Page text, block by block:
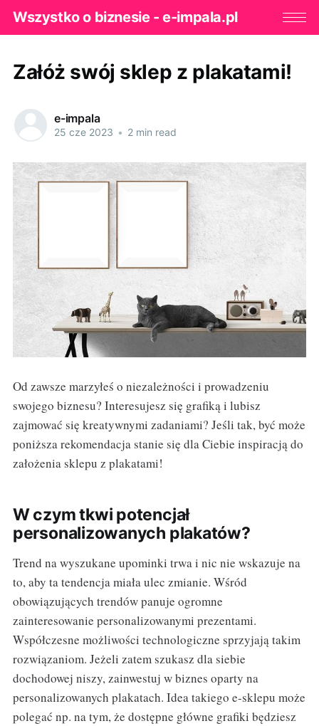
Wszystko o biznesie - e-impala.pl
Załóż swój sklep z plakatami!
e-impala
25 cze 2023 • 2 min read
Od zawsze marzyłeś o niezależności i prowadzeniu
swojego biznesu? Interesujesz się grafiką i lubisz
zajmować się kreatywnymi zadaniami? Jeśli tak, być może
poniższa rekomendacja stanie się dla Ciebie inspiracją do
założenia sklepu z plakatami!
W czym tkwi potencjał
personalizowanych plakatów?
Trend na wyszukane upominki trwa i nic nie wskazuje na
to, aby ta tendencja miała ulec zmianie. Wśród
obowiązujących trendów panuje ogromne
zainteresowanie personalizowanymi prezentami.
Współczesne możliwości technologiczne sprzyjają takim
rozwiązaniom. Jeżeli zatem szukasz dla siebie
dochodowej niszy, zainwestuj w biznes oparty na
personalizowanych plakatach. Idea takiego e-sklepu może
polegać np. na tym, że dostępne główne grafiki będziesz